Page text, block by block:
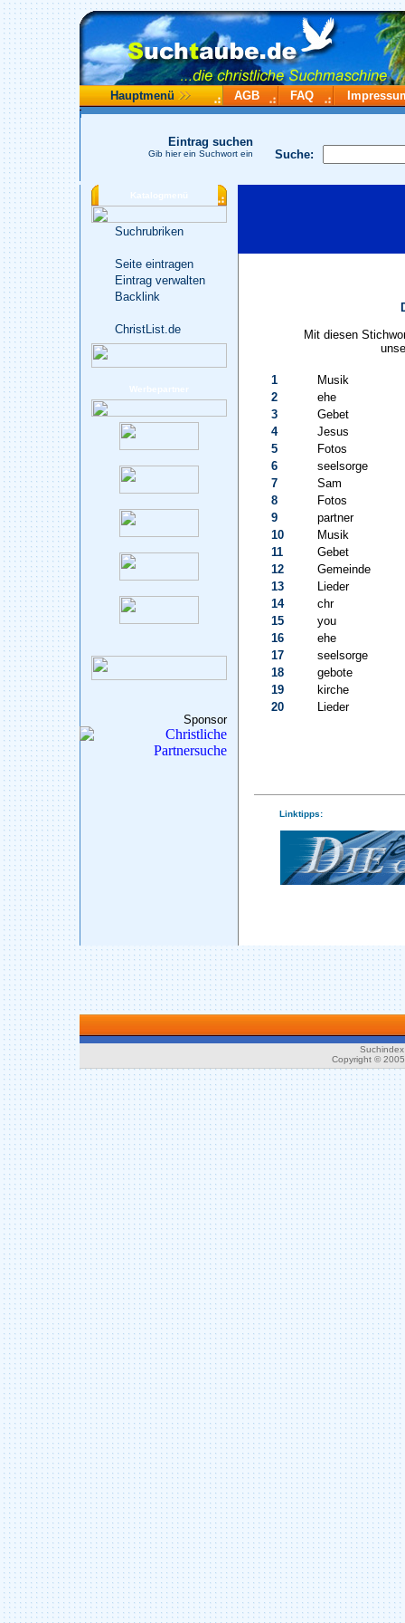
Hauptmenü AGB FAQ
Suche:
Eintrag suchen
Gib hier ein Suchwort ein
Katalogmenü
Suchrubriken
Seite eintragen
Eintrag verwalten
Backlink
ChristList.de
Werbepartner
Sponsor
Mit diesen
1
Musik
2
ehe
3
Gebet
4
Jesus
5
Fotos
6
seelsorge
7
Sam
8
Fotos
9
partner
10
Musik
11
Gebet
12
Gemeinde
13
Lieder
14
chr
15
you
16
ehe
17
seelsorge
18
gebote
19
kirche
20
Lieder
Linktipps:
Copyright ©